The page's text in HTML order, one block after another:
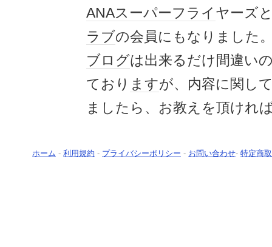
ANAスーパーフライ ヤーズ
ラブの会員にもなりました
ブログは出来るだけ間違い
ており ますが、内容に関し
ましたら、お教えを頂けれ
ホーム - 利用規約 - プライバシーポリシー - お問い合わせ- 特定商